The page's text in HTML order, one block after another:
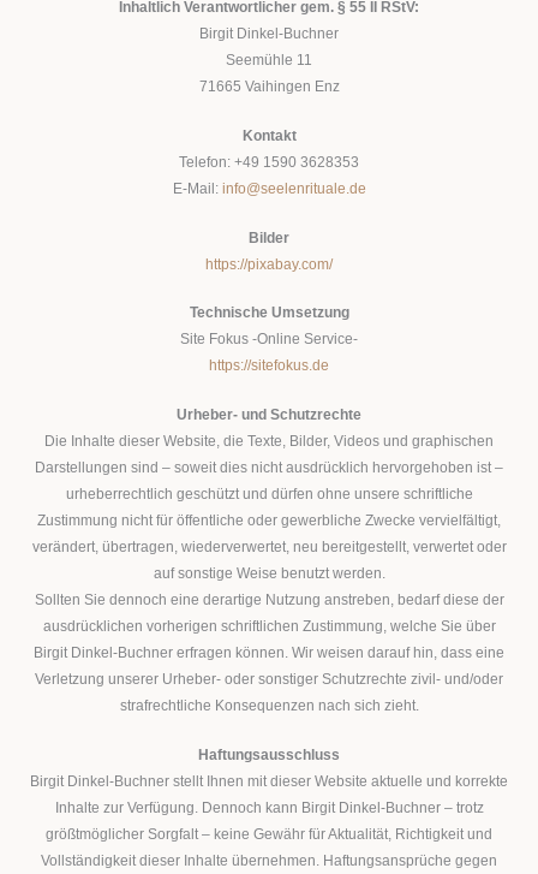
Inhaltlich Verantwortlicher gem. § 55 II RStV:
Birgit Dinkel-Buchner
Seemühle 11
71665 Vaihingen Enz
Kontakt
Telefon: +49 1590 3628353
E-Mail: info@seelenrituale.de
Bilder
https://pixabay.com/
Technische Umsetzung
Site Fokus -Online Service-
https://sitefokus.de
Urheber- und Schutzrechte
Die Inhalte dieser Website, die Texte, Bilder, Videos und graphischen
Darstellungen sind – soweit dies nicht ausdrücklich hervorgehoben ist –
urheberrechtlich geschützt und dürfen ohne unsere schriftliche
Zustimmung nicht für öffentliche oder gewerbliche Zwecke vervielfältigt,
verändert, übertragen, wiederverwertet, neu bereitgestellt, verwertet oder
auf sonstige Weise benutzt werden.
Sollten Sie dennoch eine derartige Nutzung anstreben, bedarf diese der
ausdrücklichen vorherigen schriftlichen Zustimmung, welche Sie über
Birgit Dinkel-Buchner erfragen können. Wir weisen darauf hin, dass eine
Verletzung unserer Urheber- oder sonstiger Schutzrechte zivil- und/oder
strafrechtliche Konsequenzen nach sich zieht.
Haftungsausschluss
Birgit Dinkel-Buchner stellt Ihnen mit dieser Website aktuelle und korrekte
Inhalte zur Verfügung. Dennoch kann Birgit Dinkel-Buchner – trotz
größtmöglicher Sorgfalt – keine Gewähr für Aktualität, Richtigkeit und
Vollständigkeit dieser Inhalte übernehmen. Haftungsansprüche gegen